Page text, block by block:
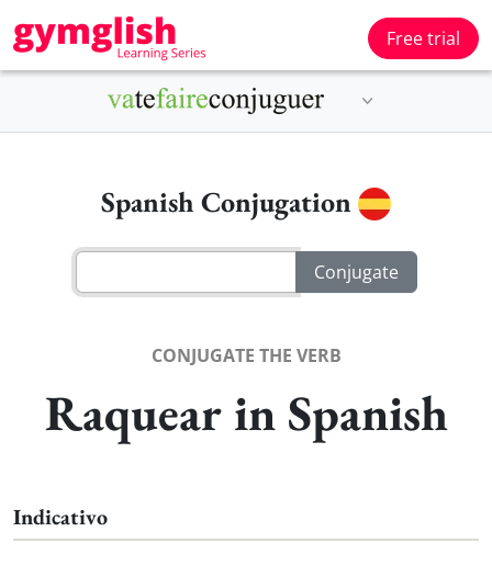
Free trial
Spanish Conjugation
CONJUGATE THE VERB
Raquear in Spanish
Indicativo